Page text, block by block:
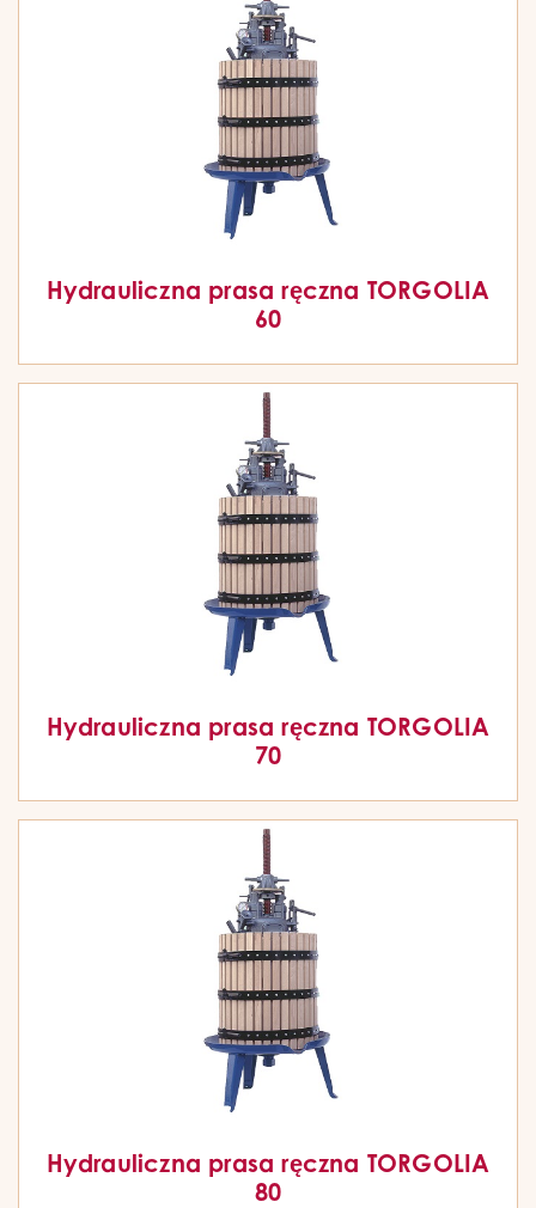
Hydrauliczna prasa ręczna TORGOLIA
60
Hydrauliczna prasa ręczna TORGOLIA
70
Hydrauliczna prasa ręczna TORGOLIA
80